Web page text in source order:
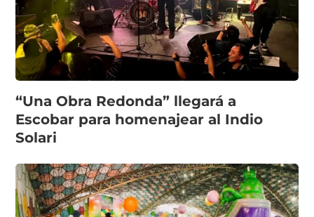
“Una Obra Redonda” llegará a
Escobar para homenajear al Indio
Solari